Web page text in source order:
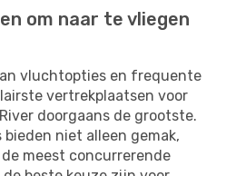
om naar te vliegen
vluchtopties en frequente
vertrekplaatsen voor
doorgaans de grootste.
niet alleen gemak,
meest concurrerende